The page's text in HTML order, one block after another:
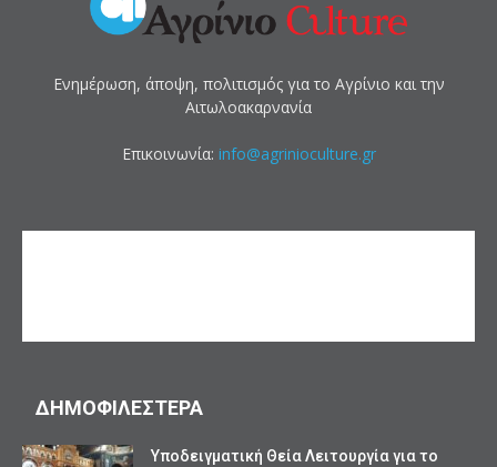
Ενημέρωση, άποψη, πολιτισμός για το Αγρίνιο και την
Αιτωλοακαρνανία
Επικοινωνία: info@agrinioculture.gr
ΔΗΜΟΦΙΛΕΣΤΕΡΑ
Υποδειγματική Θεία Λειτουργία για το